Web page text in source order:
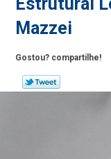
Mazzei
Gostou? compartilhe!